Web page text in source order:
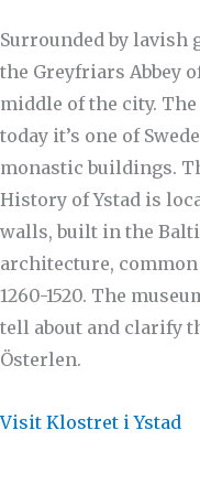
Surrounded by lavish
the Greyfriars Abbey
middle of the city. The
today it’s one of
monastic buildings.
History of Ystad is
walls, built in the
architecture,
1260-1520. The
tell about and clarify
Österlen.
Visit Klostret i Ystad